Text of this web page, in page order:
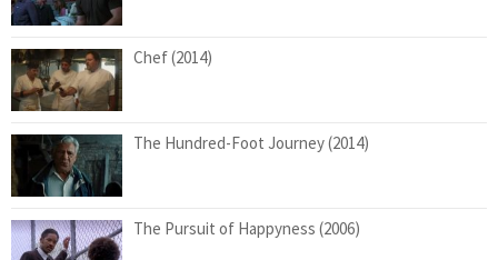
Chef (2014)
The Hundred-Foot Journey (2014)
The Pursuit of Happyness (2006)